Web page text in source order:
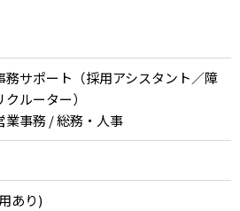
務サポート（採用アシスタント／障
ルーター）
業事務 / 総務・人事
あり)